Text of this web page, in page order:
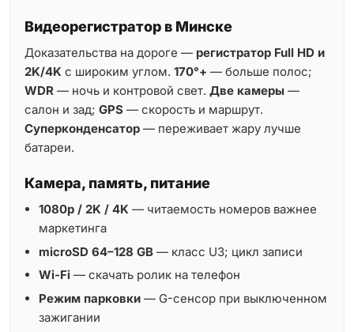
Видеорегистратор в Минске
Доказательства на дороге — регистратор Full HD и
2K/4K с широким углом. 170°+ — больше полос;
WDR — ночь и контровой свет. Две камеры —
салон и зад; GPS — скорость и маршрут.
Суперконденсатор — переживает жару лучше
батареи.
Камера, память, питание
1080p / 2K / 4K — читаемость номеров важнее
маркетинга
microSD 64–128 GB — класс U3; цикл записи
Wi-Fi — скачать ролик на телефон
Режим парковки — G-сенсор при выключенном
зажигании